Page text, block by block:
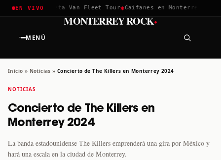
EN VIVO
2026✱ Greta Van Fleet Tour✱Caifanes en Monterrey · 12
MENÚ
MONTERREY ROCK·
Inicio » Noticias » Concierto de The Killers en Monterrey 2024
NOTICIAS
Concierto de The Killers en
Monterrey 2024
La banda estadounidense The Killers emprenderá una gira por México y
hará una escala en la ciudad de Monterrey.